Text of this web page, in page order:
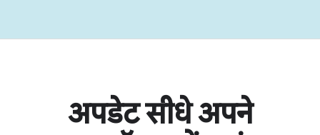
अपडेट सीधे अपने